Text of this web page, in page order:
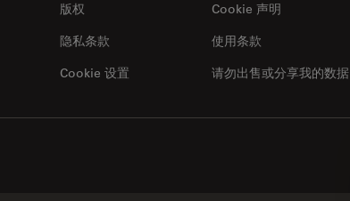
版权
Cookie 声明
隐私条款
请勿出售或分享我的数据
使用条款
Cookie 设置